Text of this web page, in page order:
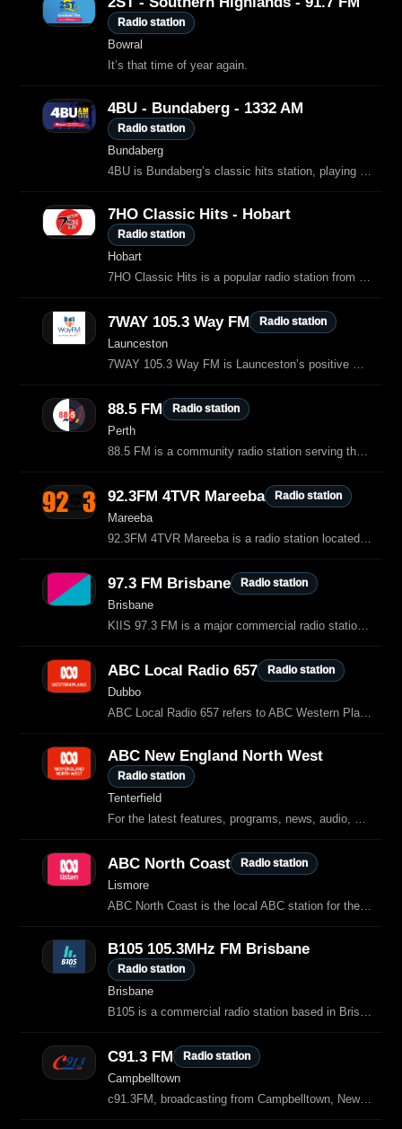
Radio station
Bowral
It’s that time of year again.
4BU - Bundaberg - 1332 AM
Radio station
Bundaberg
4BU is Bundaberg’s classic hits station, playing favourites from past decades for adult listeners.
7HO Classic Hits - Hobart
Radio station
Hobart
7HO Classic Hits is a popular radio station from Hobart, Tasmania, broadcasting on 101.7 FM and online.
7WAY 105.3 Way FM Radio station
Launceston
7WAY 105.3 Way FM is Launceston’s positive Christian radio station, broadcasting uplifting music, inspirational messages and community-focused programs.
88.5 FM Radio station
Perth
88.5 FM is a community radio station serving the northern suburbs of Perth.
92.3FM 4TVR Mareeba Radio station
Mareeba
92.3FM 4TVR Mareeba is a radio station located in Mareeba, Australia.
97.3 FM Brisbane Radio station
Brisbane
KIIS 97.3 FM is a major commercial radio station in Brisbane, broadcasting Hot
ABC Local Radio 657 Radio station
Dubbo
ABC Local Radio 657 refers to ABC Western Plains, the ABC’s local radio service broadcasting on 657 AM from Dubbo, New South Wales, Australia.
ABC New England North West
Radio station
Tenterfield
For the latest features, programs, news, audio, podcasts, sport, recipes, events, photos and videos, the latest weather for Armidale, Baradine, Barraba, Glen Innes, Gunnedah, Guyra, Inverell, Moree, Mungindi, Narrabri…
ABC North Coast Radio station
Lismore
ABC North Coast is the local ABC station for the Northern Rivers region, providing comprehensive coverage of local, state and national news.
B105 105.3MHz FM Brisbane
Radio station
Brisbane
B105 is a commercial radio station based in Brisbane, Australia, broadcasting
C91.3 FM Radio station
Campbelltown
c91.3FM, broadcasting from Campbelltown, New South Wales, serves the wider Macarthur region with a blend of adult contemporary music, local news, sports updates, community information, and traffic reports.